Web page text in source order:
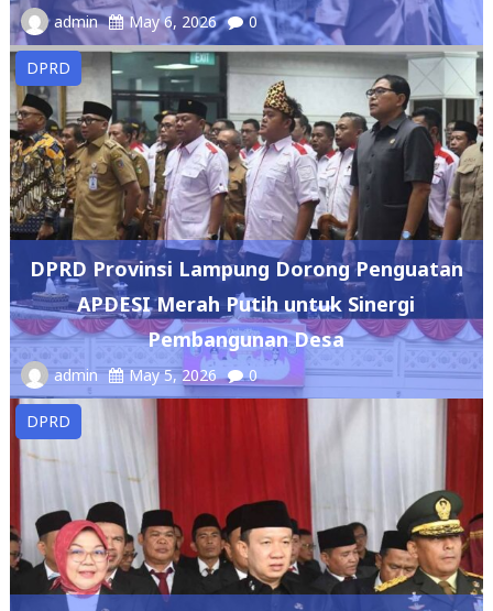
admin May 6, 2026 0
DPRD
DPRD Provinsi Lampung Dorong Penguatan
APDESI Merah Putih untuk Sinergi
Pembangunan Desa
admin May 5, 2026 0
DPRD